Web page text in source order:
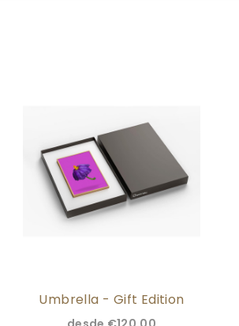
Umbrella - Gift Edition